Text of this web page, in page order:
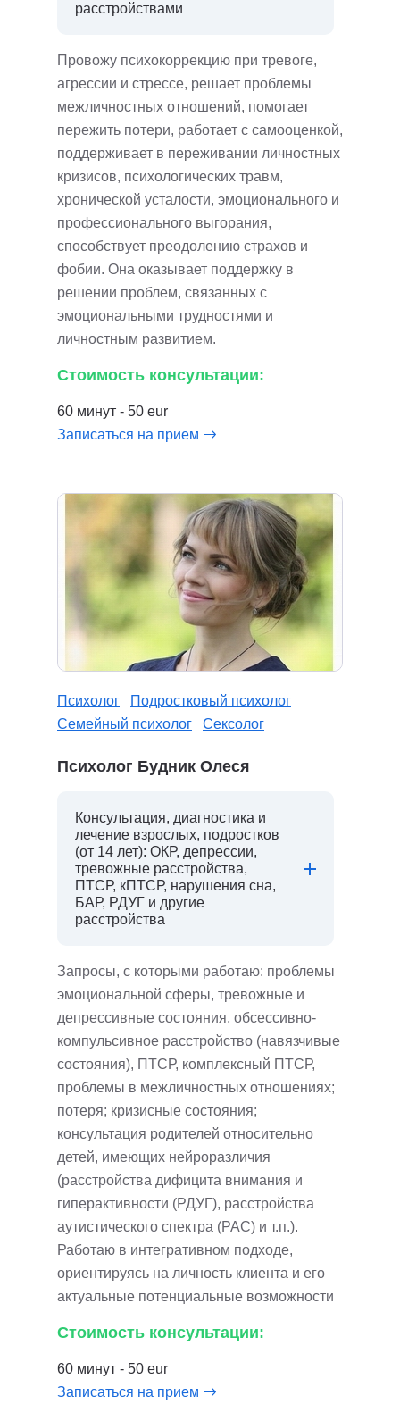
расстройствами
Провожу психокоррекцию при тревоге,
агрессии и стрессе, решает проблемы
межличностных отношений, помогает
пережить потери, работает с самооценкой,
поддерживает в переживании личностных
кризисов, психологических травм,
хронической усталости, эмоционального и
профессионального выгорания,
способствует преодолению страхов и
фобии. Она оказывает поддержку в
решении проблем, связанных с
эмоциональными трудностями и
личностным развитием.
Стоимость консультации:
60 минут - 50 eur
Записаться на прием
Психолог
Подростковый психолог
Семейный психолог
Сексолог
Психолог Будник Олеся
Консультация, диагностика и
лечение взрослых, подростков
(от 14 лет): ОКР, депрессии,
тревожные расстройства,
ПТСР, кПТСР, нарушения сна,
БАР, РДУГ и другие
расстройства
Запросы, с которыми работаю: проблемы
эмоциональной сферы, тревожные и
депрессивные состояния, обсессивно-
компульсивное расстройство (навязчивые
состояния), ПТСР, комплексный ПТСР,
проблемы в межличностных отношениях;
потеря; кризисные состояния;
консультация родителей относительно
детей, имеющих нейроразличия
(расстройства дифицита внимания и
гиперактивности (РДУГ), расстройства
аутистического спектра (РАС) и т.п.).
Работаю в интегративном подходе,
ориентируясь на личность клиента и его
актуальные потенциальные возможности
Стоимость консультации:
60 минут - 50 eur
Записаться на прием